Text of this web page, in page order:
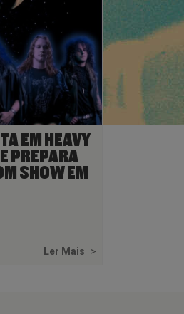
EM HEAVY
PREPARA
SHOW EM
Ler Mais >